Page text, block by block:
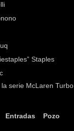
Staples
serie McLaren Turbo
Entradas Pozo